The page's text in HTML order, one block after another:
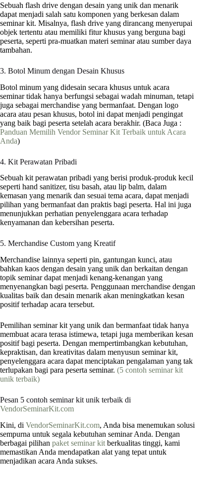
Sebuah flash drive dengan desain yang unik dan menarik
dapat menjadi salah satu komponen yang berkesan dalam
seminar kit. Misalnya, flash drive yang dirancang menyerupai
objek tertentu atau memiliki fitur khusus yang berguna bagi
peserta, seperti pra-muatkan materi seminar atau sumber daya
tambahan.
3. Botol Minum dengan Desain Khusus
Botol minum yang didesain secara khusus untuk acara
seminar tidak hanya berfungsi sebagai wadah minuman, tetapi
juga sebagai merchandise yang bermanfaat. Dengan logo
acara atau pesan khusus, botol ini dapat menjadi pengingat
yang baik bagi peserta setelah acara berakhir. (Baca Juga :
Panduan Memilih Vendor Seminar Kit Terbaik untuk Acara
Anda)
4. Kit Perawatan Pribadi
Sebuah kit perawatan pribadi yang berisi produk-produk kecil
seperti hand sanitizer, tisu basah, atau lip balm, dalam
kemasan yang menarik dan sesuai tema acara, dapat menjadi
pilihan yang bermanfaat dan praktis bagi peserta. Hal ini juga
menunjukkan perhatian penyelenggara acara terhadap
kenyamanan dan kebersihan peserta.
5. Merchandise Custom yang Kreatif
Merchandise lainnya seperti pin, gantungan kunci, atau
bahkan kaos dengan desain yang unik dan berkaitan dengan
topik seminar dapat menjadi kenang-kenangan yang
menyenangkan bagi peserta. Penggunaan merchandise dengan
kualitas baik dan desain menarik akan meningkatkan kesan
positif terhadap acara tersebut.
Pemilihan seminar kit yang unik dan bermanfaat tidak hanya
membuat acara terasa istimewa, tetapi juga memberikan kesan
positif bagi peserta. Dengan mempertimbangkan kebutuhan,
kepraktisan, dan kreativitas dalam menyusun seminar kit,
penyelenggara acara dapat menciptakan pengalaman yang tak
terlupakan bagi para peserta seminar. (5 contoh seminar kit
unik terbaik)
Pesan 5 contoh seminar kit unik terbaik di
VendorSeminarKit.com
Kini, di VendorSeminarKit.com, Anda bisa menemukan solusi
sempurna untuk segala kebutuhan seminar Anda. Dengan
berbagai pilihan paket seminar kit berkualitas tinggi, kami
memastikan Anda mendapatkan alat yang tepat untuk
menjadikan acara Anda sukses.